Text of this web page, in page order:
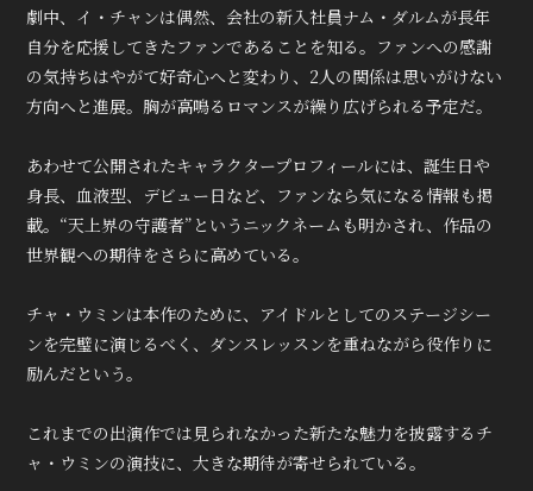
劇中、イ・チャンは偶然、会社の新入社員ナム・ダルムが長年
自分を応援してきたファンであることを知る。ファンへの感謝
の気持ちはやがて好奇心へと変わり、2人の関係は思いがけない
方向へと進展。胸が高鳴るロマンスが繰り広げられる予定だ。
あわせて公開されたキャラクタープロフィールには、誕生日や
身長、血液型、デビュー日など、ファンなら気になる情報も掲
載。“天上界の守護者”というニックネームも明かされ、作品の
世界観への期待をさらに高めている。
チャ・ウミンは本作のために、アイドルとしてのステージシー
ンを完璧に演じるべく、ダンスレッスンを重ねながら役作りに
励んだという。
これまでの出演作では見られなかった新たな魅力を披露するチ
ャ・ウミンの演技に、大きな期待が寄せられている。